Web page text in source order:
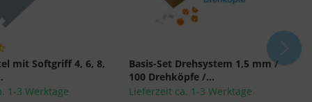
mit Softgriff 4, 6, 8,
1-3 Werktage
Basis-Set Drehsystem 1,5 mm /
100 Drehköpfe /...
Lieferzeit ca. 1-3 Werktage